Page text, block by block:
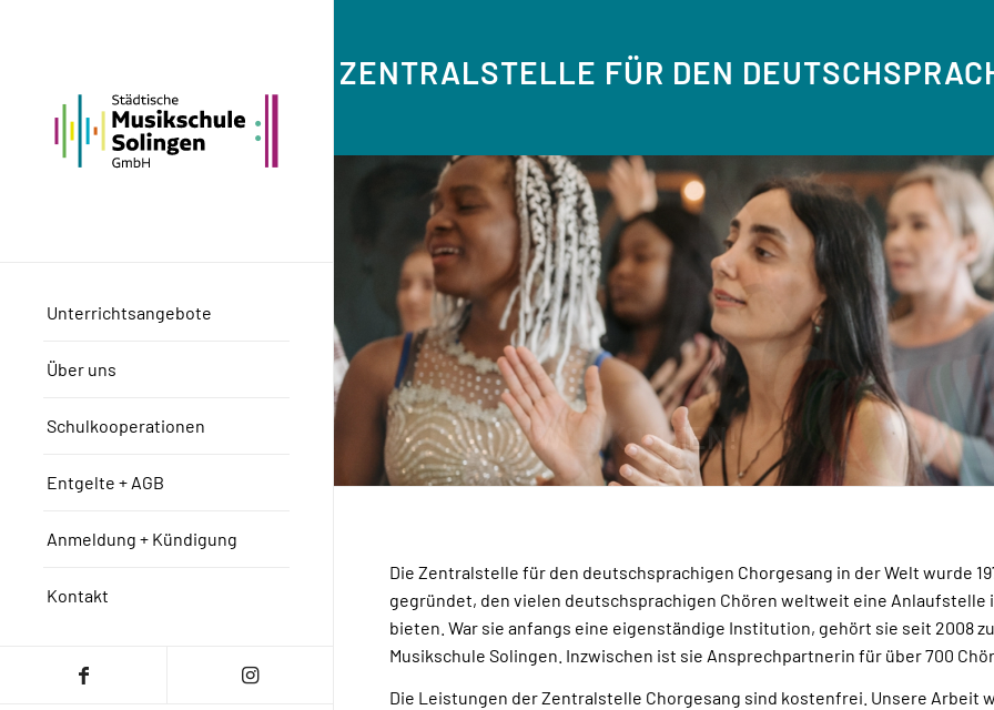
Unterrichtsangebote
Über uns
Schulkooperationen
Entgelte + AGB
Anmeldung + Kündigung
Kontakt
ZENTRALSTELLE FÜR DEN
KONTAKT ZU ZAHLREICHEN
Die Zentralstelle für den deutschsprachigen Chorgesang in der Welt wurde
gegründet, den vielen deutschsprachigen Chören weltweit eine Anlaufstelle
bieten. War sie anfangs eine eigenständige Institution, gehört sie seit 2008
Musikschule Solingen. Inzwischen ist sie Ansprechpartnerin für über 700
Die Leistungen der Zentralstelle Chorgesang sind kostenfrei. Unsere Arbeit